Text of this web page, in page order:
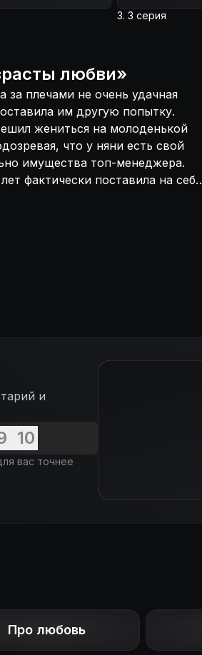
в дела взрослых,
которых и своих
3. 3 серия
любви»
за плечами не очень удачная
им другую попытку.
жениться на молоденькой
что у няни есть свой
имущества топ-менеджера.
фактически поставила на себе
как следует влюбиться в 25-
и
10
вас точнее
Про любовь